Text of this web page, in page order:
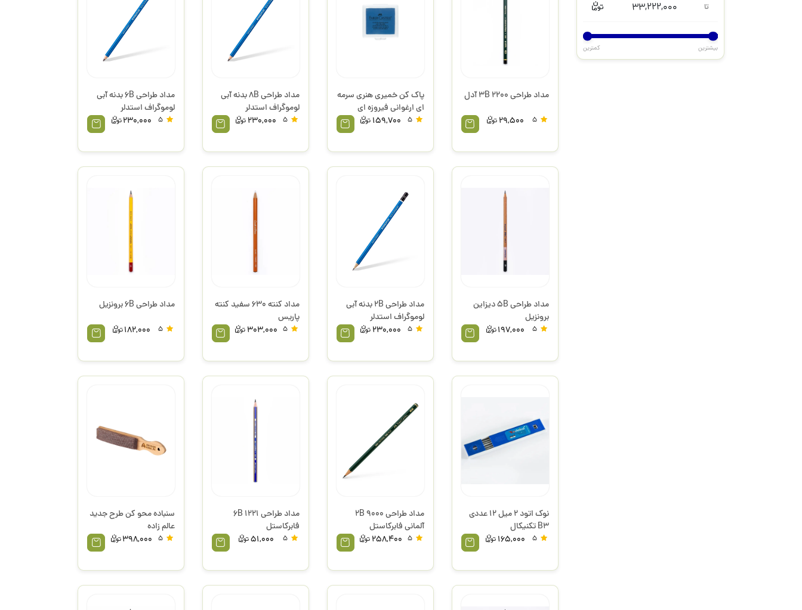
تا 33,222,000
بیشترین کمترین
مداد طراحی 2200 3B آدل
5
29,500
پاک کن خمیری هنری سرمه
ای ارغوانی فیروزه ای
قابدار 127124 فابرکاستل
5
159,700
مداد طراحی 8B بدنه آبی
لوموگراف استدلر
5
230,000
مداد طراحی 6B بدنه آبی
لوموگراف استدلر
230,000
مداد طراحی 5B دیزاین
برونزیل
5
197,000
مداد طراحی 2B بدنه آبی
لوموگراف استدلر
5
230,000
مداد کنته 630 سفید کنته
پاریس
5
303,000
مداد طراحی 6B برونزیل
182,000
نوک اتود 2 میل 12 عددی
B3 تکنیکال
5
165,000
مداد طراحی 2B 9000
آلمانی فابرکاستل
5
258,400
مداد طراحی 1221 6B
فابرکاستل
5
51,000
سنباده محو کن طرح جدید
عالم زاده
398,000